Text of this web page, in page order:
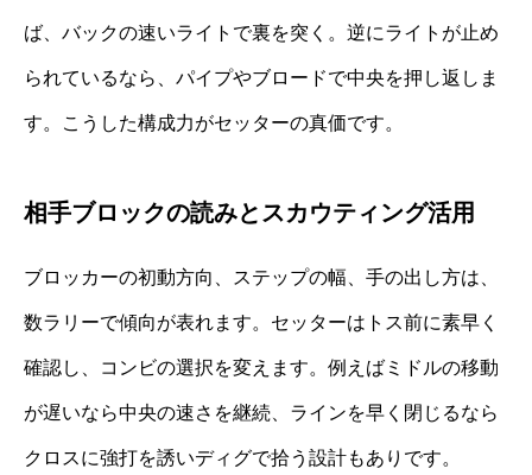
ば、バックの速いライトで裏を突く。逆にライトが止め
られているなら、パイプやブロードで中央を押し返しま
す。こうした構成力がセッターの真価です。
相手ブロックの読みとスカウティング活用
ブロッカーの初動方向、ステップの幅、手の出し方は、
数ラリーで傾向が表れます。セッターはトス前に素早く
確認し、コンビの選択を変えます。例えばミドルの移動
が遅いなら中央の速さを継続、ラインを早く閉じるなら
クロスに強打を誘いディグで拾う設計もありです。